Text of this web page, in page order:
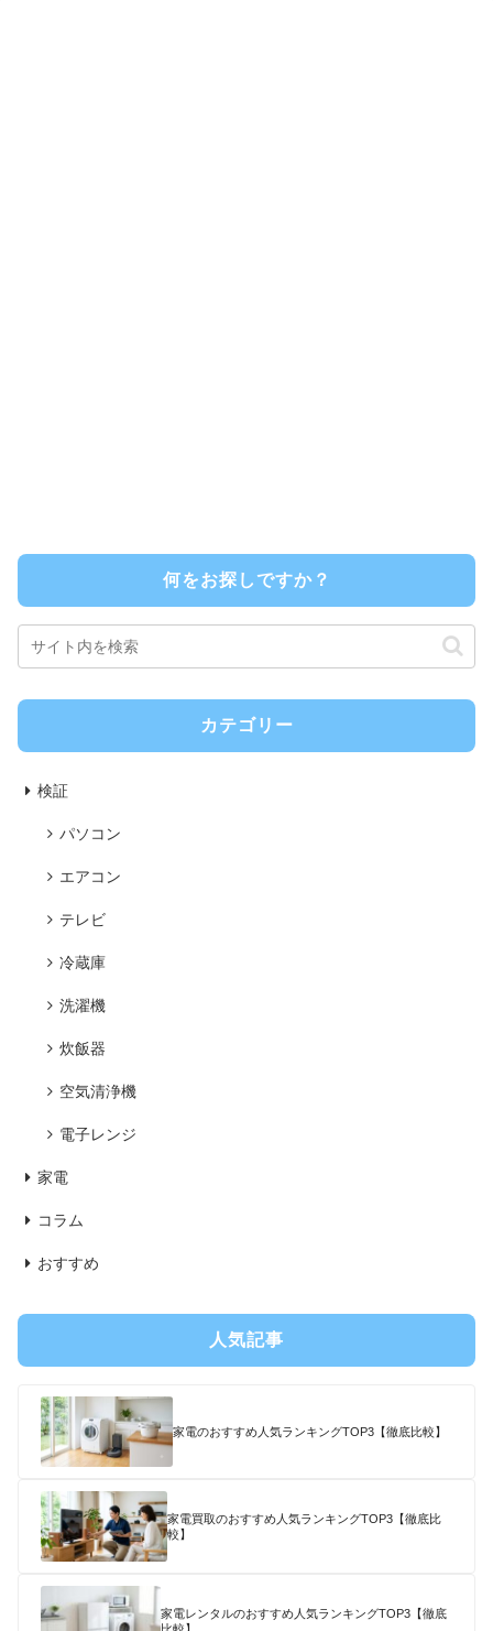
何をお探しですか？
カテゴリー
検証
パソコン
エアコン
テレビ
冷蔵庫
洗濯機
炊飯器
空気清浄機
電子レンジ
家電
コラム
おすすめ
人気記事
家電のおすすめ人気ランキングTOP3【徹底比較】
家電買取のおすすめ人気ランキングTOP3【徹底比
較】
家電レンタルのおすすめ人気ランキングTOP3【徹底